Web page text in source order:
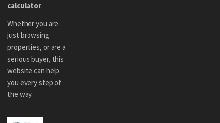
calculator.
Whether you are
just browsing
properties, or are a
serious buyer, this
website can help
you every step of
the way.